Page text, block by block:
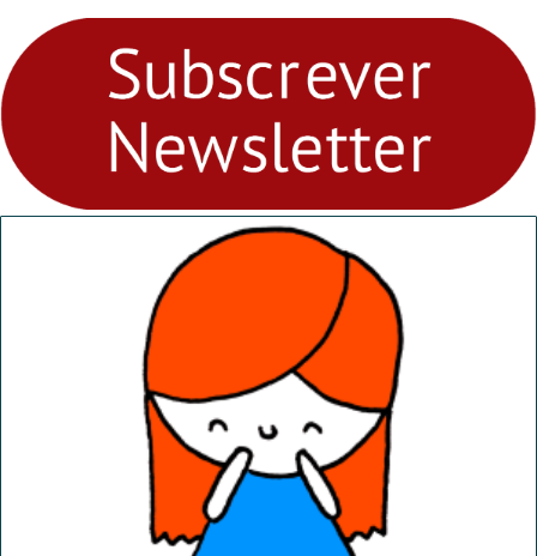
fores - Atelier de Educação
Ambiental nos
“Dominguinhos” de 23 de